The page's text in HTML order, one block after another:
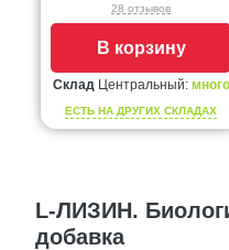
28 отзывов
В корзину
СкладЦентральный: много
ЕСТЬ НА ДРУГИХ СКЛАДАХ
L-ЛИЗИН.
добавка